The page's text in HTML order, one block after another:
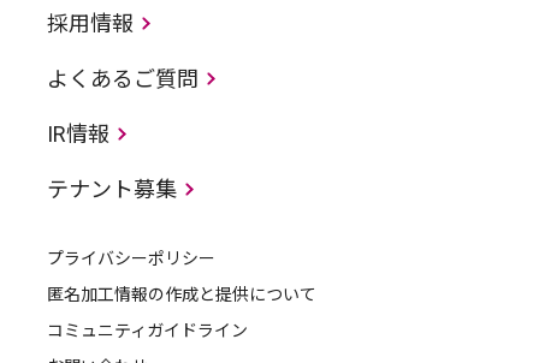
採用情報
よくあるご質問
IR情報
テナント募集
プライバシーポリシー
匿名加工情報の作成と提供について
コミュニティガイドライン